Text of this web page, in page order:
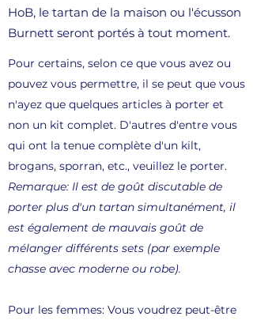
HoB, le tartan de la maison ou l'écusson
Burnett seront portés à tout moment.
Pour certains, selon ce que vous avez ou
pouvez vous permettre, il se peut que vous
n'ayez que quelques articles à porter et
non un kit complet. D'autres d'entre vous
qui ont la tenue complète d'un kilt,
brogans, sporran, etc., veuillez le porter.
Remarque: Il est de goût discutable de
porter plus d'un tartan simultanément, il
est également de mauvais goût de
mélanger différents sets (par exemple
chasse avec moderne ou robe).
Pour les femmes: Vous voudrez peut-être